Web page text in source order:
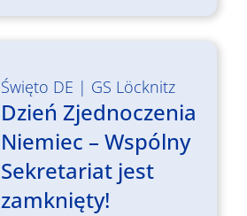
Święto DE | GS Löcknitz
Dzień Zjednoczenia
Niemiec – Wspólny
Sekretariat jest
zamknięty!